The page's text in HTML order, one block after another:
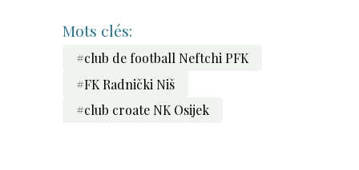
Mots clés:
#club de football Neftchi PFK
#FK Radnički Niš
#club croate NK Osijek